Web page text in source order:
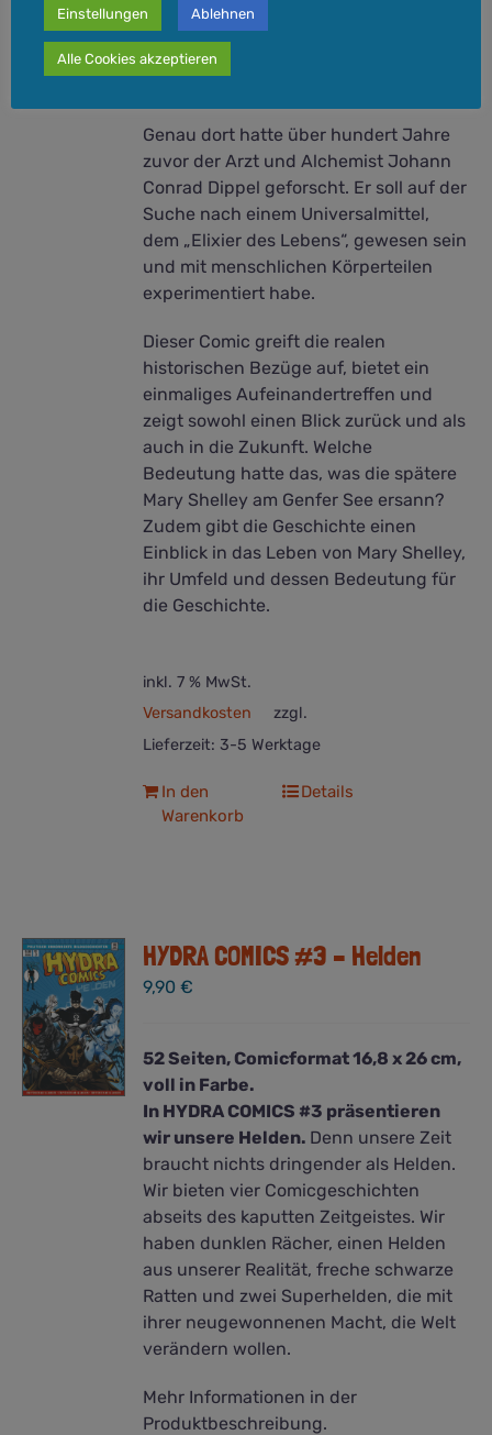
Inspiriert wurde sie bei ihrer Reise
durch Deutschland durch die alte,
verlassene Ruine von Burg
Genau dort hatte über hundert Jahre
zuvor der Arzt und Alchemist Johann
Conrad Dippel geforscht. Er soll auf der
Suche nach einem Universalmittel,
dem „Elixier des Lebens“, gewesen sein
und mit menschlichen Körperteilen
experimentiert habe.
Dieser Comic greift die realen
historischen Bezüge auf, bietet ein
einmaliges Aufeinandertreffen und
zeigt sowohl einen Blick zurück und als
auch in die Zukunft. Welche
Bedeutung hatte das, was die spätere
Mary Shelley am Genfer See ersann?
Zudem gibt die Geschichte einen
Einblick in das Leben von Mary Shelley,
ihr Umfeld und dessen Bedeutung für
die Geschichte.
inkl. 7 % MwSt.
zzgl.
Versandkosten
Lieferzeit: 3-5 Werktage
In den
Warenkorb
Details
HYDRA COMICS #3 – Helden
9,90€
52 Seiten, Comicformat 16,8 x 26 cm,
voll in Farbe.
In HYDRA COMICS #3 präsentieren
wir unsere Helden. Denn unsere Zeit
braucht nichts dringender als Helden.
Wir bieten vier Comicgeschichten
abseits des kaputten Zeitgeistes. Wir
haben dunklen Rächer, einen Helden
aus unserer Realität, freche schwarze
Ratten und zwei Superhelden, die mit
ihrer neugewonnenen Macht, die Welt
verändern wollen.
Mehr Informationen in der
Produktbeschreibung.
Einstellungen Ablehnen
Alle Cookies akzeptieren